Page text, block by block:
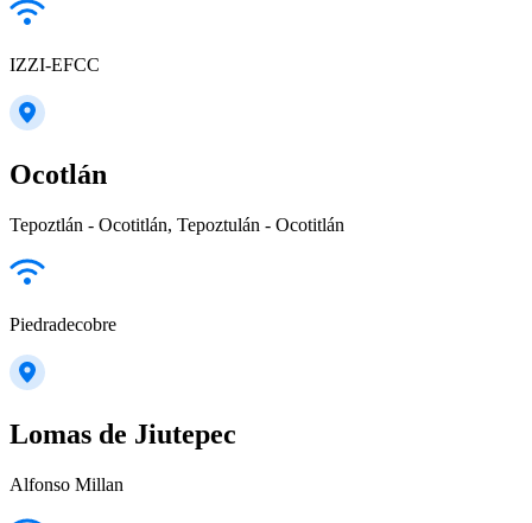
IZZI-EFCC
Ocotlán
Tepoztlán - Ocotitlán, Tepoztulán - Ocotitlán
Piedradecobre
Lomas de Jiutepec
Alfonso Millan